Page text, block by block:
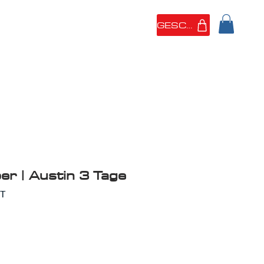
GESCHÄFT
| Austin 3 Tage